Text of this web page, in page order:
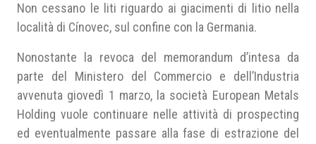
Area riservata
Non cessano le liti riguardo ai giacimenti di litio nella
località di Cínovec, sul confine con la Germania.
Nonostante la revoca del memorandum d’intesa da
parte del Ministero del Commercio e dell’Industria
avvenuta giovedì 1 marzo, la società European Metals
Holding vuole continuare nelle attività di prospecting
ed eventualmente passare alla fase di estrazione del